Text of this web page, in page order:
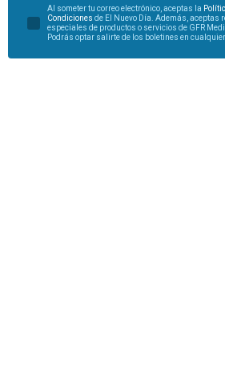
Al someter tu correo electrónico, aceptas la
Condiciones de El Nuevo Día. Además, aceptas
especiales de productos o servicios de GFR
Podrás optar salirte de los boletines en cualquier